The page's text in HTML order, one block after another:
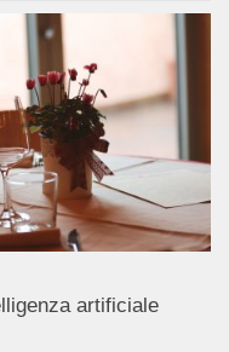
artificiale